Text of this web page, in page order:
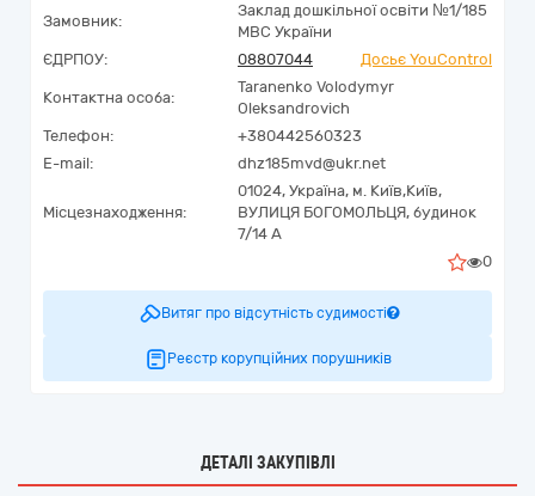
Замовник:
Заклад дошкільної освіти №1/185
МВС України
ЄДРПОУ:
08807044 Досьє YouControl
Контактна особа:
Taranenko Volodymyr
Oleksandrovich
Телефон:
+380442560323
E-mail:
dhz185mvd@ukr.net
Місцезнаходження:
01024, Україна, м. Київ,Київ,
ВУЛИЦЯ БОГОМОЛЬЦЯ, будинок
7/14 А
0
Витяг про відсутність судимості
Реєстр корупційних порушників
ДЕТАЛІ ЗАКУПІВЛІ